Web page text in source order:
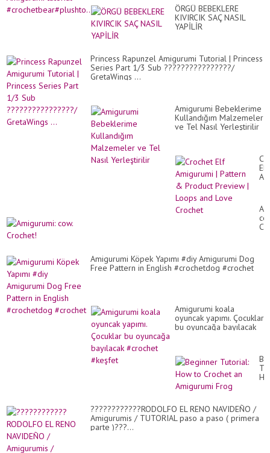
ÖRGÜ BEBEKLERE
KIVIRCIK SAÇ NASIL
YAPİLİR
Princess Rapunzel Amigurumi Tutorial | Princess
Series Part 1/3 Sub ????????????????/
GretaWings ...
Amigurumi Bebeklerime
Kullandığım Malzemeler
ve Tel Nasıl Yerleştirilir
Elf
&
|
Amigurumi Köpek Yapımı #diy Amigurumi Dog
Free Pattern in English #crochetdog #crochet
Amigurumi koala
oyuncak yapımı. Çocuklar
bu oyuncağa bayılacak
????????????RODOLFO EL RENO NAVIDEÑO /
Amigurumis / TUTORIAL paso a paso ( primera
parte )???...